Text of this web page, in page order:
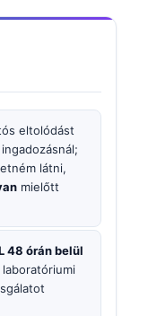
eltolódást
látni,
mielőtt
48 órán belül